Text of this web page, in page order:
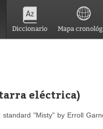
Diccionario Mapa
eléctrica)
"Misty" by Erroll